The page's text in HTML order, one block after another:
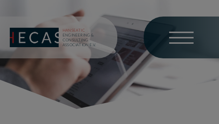
HANSEATIC
ENGINEERING &
CONSULTING
ASSOCIATION E.V.